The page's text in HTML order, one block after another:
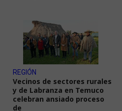
REGIÓN
Vecinos de sectores rurales
y de Labranza en Temuco
celebran ansiado proceso
de